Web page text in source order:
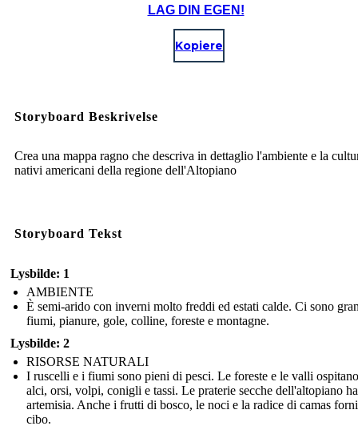
LAG DIN EGEN!
Kopiere
Storyboard Beskrivelse
Crea una mappa ragno che descriva in dettaglio l'ambiente e la
nativi americani della regione dell'Altopiano
Storyboard Tekst
Lysbilde: 1
AMBIENTE
È semi-arido con inverni molto freddi ed estati calde. Ci sono
fiumi, pianure, gole, colline, foreste e montagne.
Lysbilde: 2
RISORSE NATURALI
I ruscelli e i fiumi sono pieni di pesci. Le foreste e le valli
alci, orsi, volpi, conigli e tassi. Le praterie secche dell'altopiano
artemisia. Anche i frutti di bosco, le noci e la radice di camas
cibo.